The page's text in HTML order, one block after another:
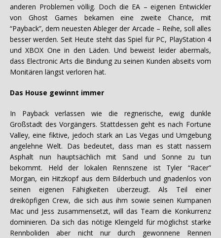
anderen Problemen völlig. Doch die EA – eigenen Entwickler
von Ghost Games bekamen eine zweite Chance, mit
“Payback”, dem neuesten Ableger der Arcade – Reihe, soll alles
besser werden. Seit Heute steht das Spiel für PC, PlayStation 4
und XBOX One in den Läden. Und beweist leider abermals,
dass Electronic Arts die Bindung zu seinen Kunden abseits vom
Monitären längst verloren hat.
Das House gewinnt immer
In Payback verlassen wie die regnerische, ewig dunkle
Großstadt des Vorgängers. Stattdessen geht es nach Fortune
Valley, eine fiktive, jedoch stark an Las Vegas und Umgebung
angelehne Welt. Das bedeutet, dass man es statt nassem
Asphalt nun hauptsächlich mit Sand und Sonne zu tun
bekommt. Held der lokalen Rennszene ist Tyler “Racer”
Morgan, ein Hitzkopf aus dem Bilderbuch und gnadenlos von
seinen eigenen Fähigkeiten überzeugt. Als Teil einer
dreiköpfigen Crew, die sich aus ihm sowie seinen Kumpanen
Mac und Jess zusammensetzt, will das Team die Konkurrenz
dominieren. Da sich das nötige Kleingeld für möglichst starke
Rennboliden aber nicht nur durch gewonnene Rennen